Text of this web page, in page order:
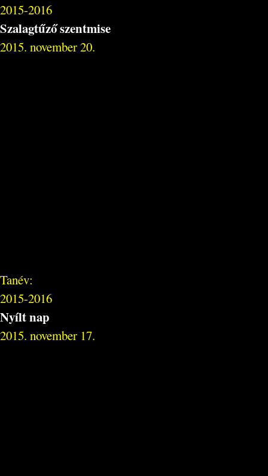
2015-2016
Szalagtűző szentmise
2015. november 20.
Tanév:
2015-2016
Nyílt nap
2015. november 17.